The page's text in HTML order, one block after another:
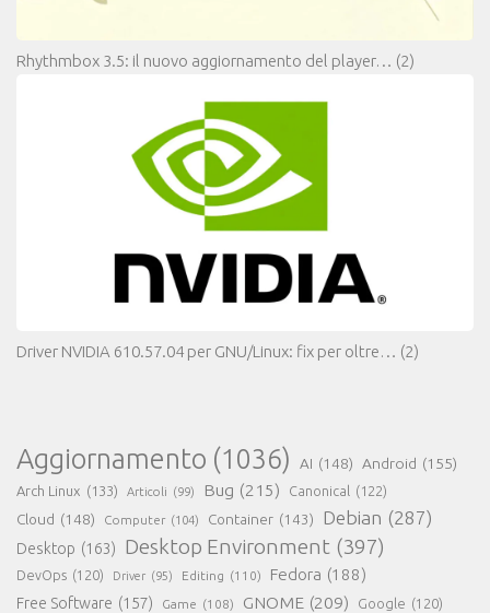
Rhythmbox 3.5: il nuovo aggiornamento del player… (2)
Driver NVIDIA 610.57.04 per GNU/Linux: fix per oltre… (2)
Aggiornamento (1036) AI (148) Android (155)
Arch Linux (133) Articoli (99) Bug (215) Canonical (122)
Cloud (148) Computer (104) Container (143) Debian (287)
Desktop (163) Desktop Environment (397)
DevOps (120) Driver (95) Editing (110) Fedora (188)
Free Software (157) Game (108) GNOME (209) Google (120)